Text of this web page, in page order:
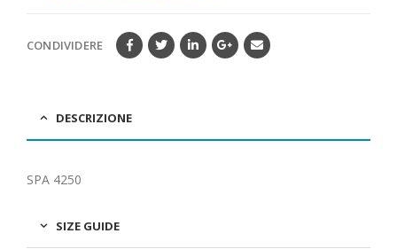
CONDIVIDERE
DESCRIZIONE
SPA 4250
SIZE GUIDE